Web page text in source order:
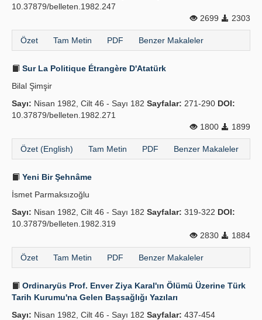
10.37879/belleten.1982.247
2699
2303
Özet Tam Metin PDF Benzer Makaleler
Sur La Politique Étrangère D'Atatürk
Bilal Şimşir
Sayı: Nisan 1982, Cilt 46 - Sayı 182 Sayfalar: 271-290 DOI:
10.37879/belleten.1982.271
1800
1899
Özet (English) Tam Metin PDF Benzer Makaleler
Yeni Bir Şehnâme
İsmet Parmaksızoğlu
Sayı: Nisan 1982, Cilt 46 - Sayı 182 Sayfalar: 319-322 DOI:
10.37879/belleten.1982.319
2830
1884
Özet Tam Metin PDF Benzer Makaleler
Ordinaryüs Prof. Enver Ziya Karal'ın Ölümü Üzerine Türk
Tarih Kurumu'na Gelen Başsağlığı Yazıları
Sayı: Nisan 1982, Cilt 46 - Sayı 182 Sayfalar: 437-454